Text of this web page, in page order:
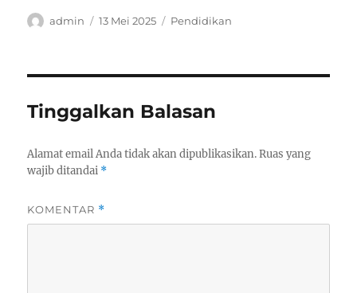
Author
admin
Posted
13 Mei 2025 Categories
Pendidikan
Tinggalkan Balasan
Alamat email Anda tidak akan dipublikasikan. Ruas yang
wajib ditandai *
KOMENTAR *